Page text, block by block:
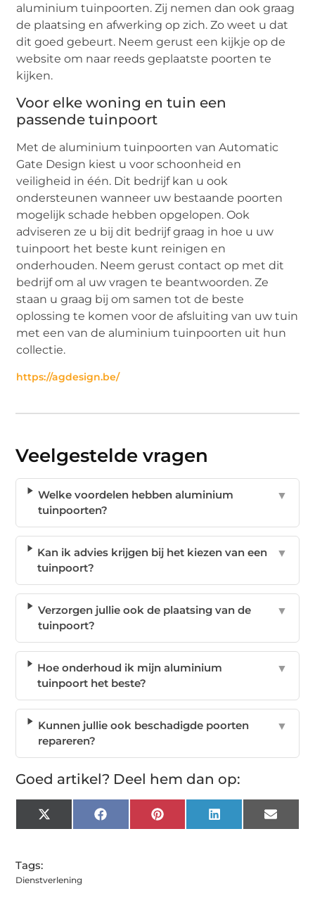
aluminium tuinpoorten. Zij nemen dan ook graag
de plaatsing en afwerking op zich. Zo weet u dat
dit goed gebeurt. Neem gerust een kijkje op de
website om naar reeds geplaatste poorten te
kijken.
Voor elke woning en tuin een
passende tuinpoort
Met de aluminium tuinpoorten van Automatic
Gate Design kiest u voor schoonheid en
veiligheid in één. Dit bedrijf kan u ook
ondersteunen wanneer uw bestaande poorten
mogelijk schade hebben opgelopen. Ook
adviseren ze u bij dit bedrijf graag in hoe u uw
tuinpoort het beste kunt reinigen en
onderhouden. Neem gerust contact op met dit
bedrijf om al uw vragen te beantwoorden. Ze
staan u graag bij om samen tot de beste
oplossing te komen voor de afsluiting van uw tuin
met een van de aluminium tuinpoorten uit hun
collectie.
https://agdesign.be/
Veelgestelde vragen
Welke voordelen hebben aluminium
tuinpoorten?
▼
Kan ik advies krijgen bij het kiezen van een
tuinpoort?
▼
Verzorgen jullie ook de plaatsing van de
tuinpoort?
▼
Hoe onderhoud ik mijn aluminium
tuinpoort het beste?
▼
Kunnen jullie ook beschadigde poorten
repareren?
▼
Goed artikel? Deel hem dan op:
X
(Twitter)
FacebookPinterest LinkedIn Email
Tags:
Dienstverlening